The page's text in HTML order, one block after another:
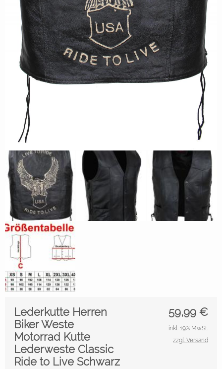
59,99 €
Lederkutte Herren
Biker Weste
Motorrad Kutte
Lederweste Classic
Ride to Live Schwarz
inkl. 19% MwSt.
zzgl. Versand